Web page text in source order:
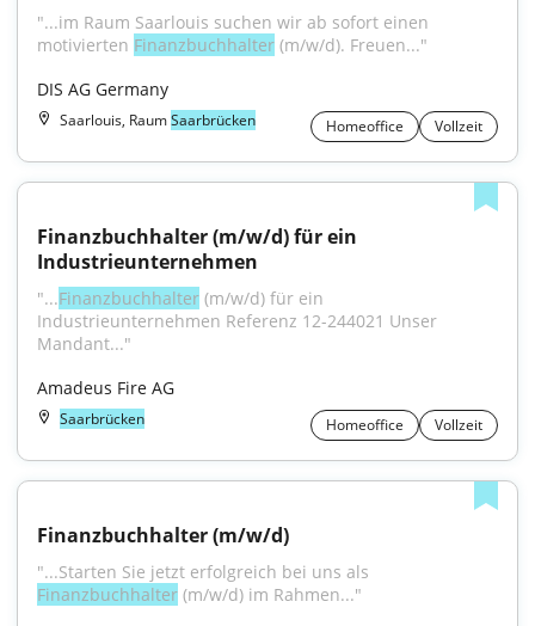
"...im Raum Saarlouis suchen wir ab sofort einen
motivierten Finanzbuchhalter (m/w/d). Freuen..."
DIS AG Germany
Saarlouis, RaumSaarbrücken Homeoffice Vollzeit
Finanzbuchhalter (m/w/d) für ein
Industrieunternehmen
"...Finanzbuchhalter (m/w/d) für ein
Industrieunternehmen Referenz 12-244021 Unser
Mandant..."
Amadeus Fire AG
Saarbrücken Homeoffice Vollzeit
Finanzbuchhalter (m/w/d)
Finanzbuchhalter (m/w/d) im Rahmen..."